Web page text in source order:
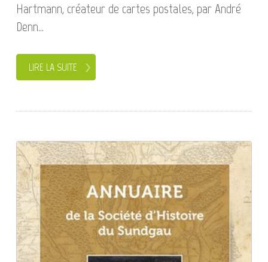
Hartmann, créateur de cartes postales, par André
Denn...
LIRE LA SUITE